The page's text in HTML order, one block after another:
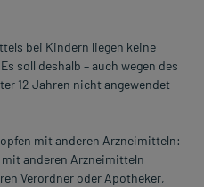
bei Kindern liegen keine
soll deshalb – auch wegen des
12 Jahren nicht angewendet
mit anderen Arzneimitteln:
anderen Arzneimitteln
Verordner oder Apotheker,